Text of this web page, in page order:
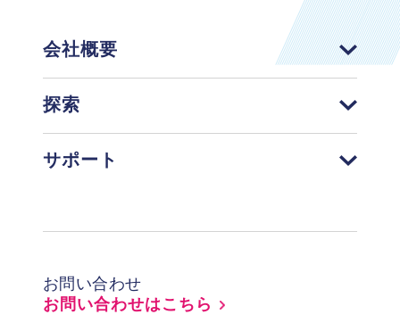
会社概要
探索
サポート
お問い合わせ
お問い合わせはこちら